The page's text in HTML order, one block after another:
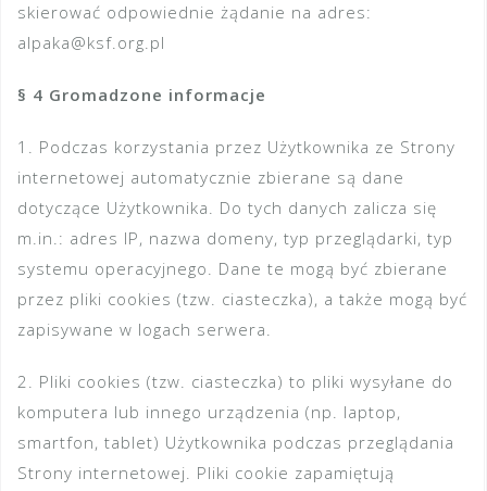
skierować odpowiednie żądanie na adres:
alpaka@ksf.org.pl
§ 4 Gromadzone informacje
1. Podczas korzystania przez Użytkownika ze Strony
internetowej automatycznie zbierane są dane
dotyczące Użytkownika. Do tych danych zalicza się
m.in.: adres IP, nazwa domeny, typ przeglądarki, typ
systemu operacyjnego. Dane te mogą być zbierane
przez pliki cookies (tzw. ciasteczka), a także mogą być
zapisywane w logach serwera.
2. Pliki cookies (tzw. ciasteczka) to pliki wysyłane do
komputera lub innego urządzenia (np. laptop,
smartfon, tablet) Użytkownika podczas przeglądania
Strony internetowej. Pliki cookie zapamiętują